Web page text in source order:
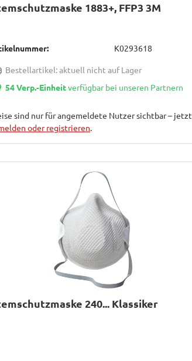
1883+, FFP3 3M
K0293618
Bestellartikel: aktuell nicht auf Lager
54 Verp.-Einheitverfügbar bei unseren Partnern
sind nur für angemeldete Nutzer sichtbar – jetzt
oder registrieren.
240... Klassiker